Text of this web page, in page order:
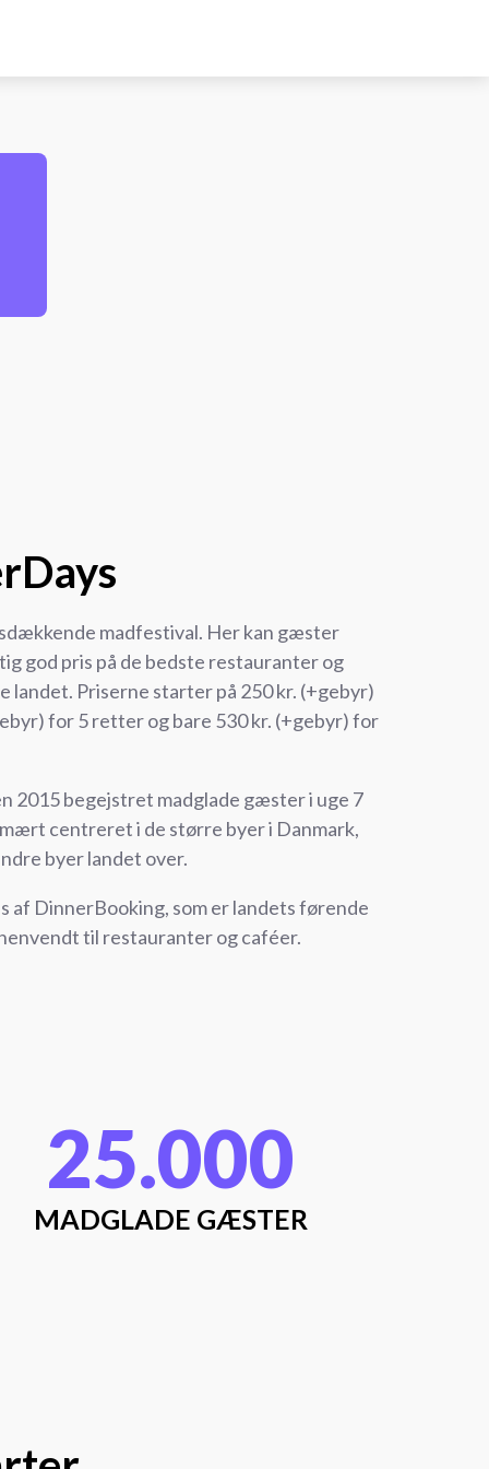
madfestival. Her kan gæster
god pris på de bedste restauranter og
landet. Priserne starter på 250 kr. (+gebyr)
for 5 retter og bare 530 kr. (+gebyr) for
2015 begejstret madglade gæster i uge 7
centreret i de større byer i Danmark,
byer landet over.
af DinnerBooking, som er landets førende
til restauranter og caféer.
25.000
MADGLADE GÆSTER